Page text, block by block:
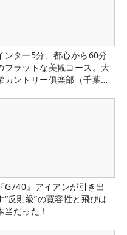
ンター5分、都心から60分
フラットな美観コース。大
カントリー俱楽部（千葉
『G740』アイアンが引き出
“反則級”の寛容性と飛びは
当だった！